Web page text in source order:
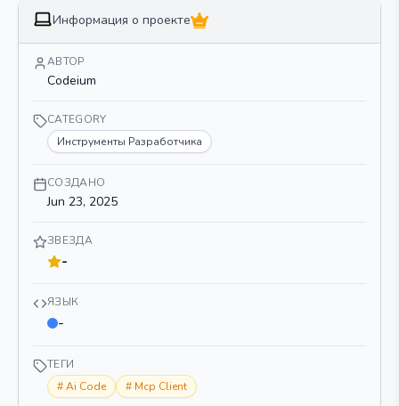
Информация о проекте
АВТОР
Codeium
CATEGORY
Инструменты Разработчика
СОЗДАНО
Jun 23, 2025
ЗВЕЗДА
-
ЯЗЫК
-
ТЕГИ
#Ai Code # Mcp Client